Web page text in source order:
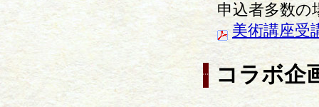
申込者多数の
美術講座受
コラボ企